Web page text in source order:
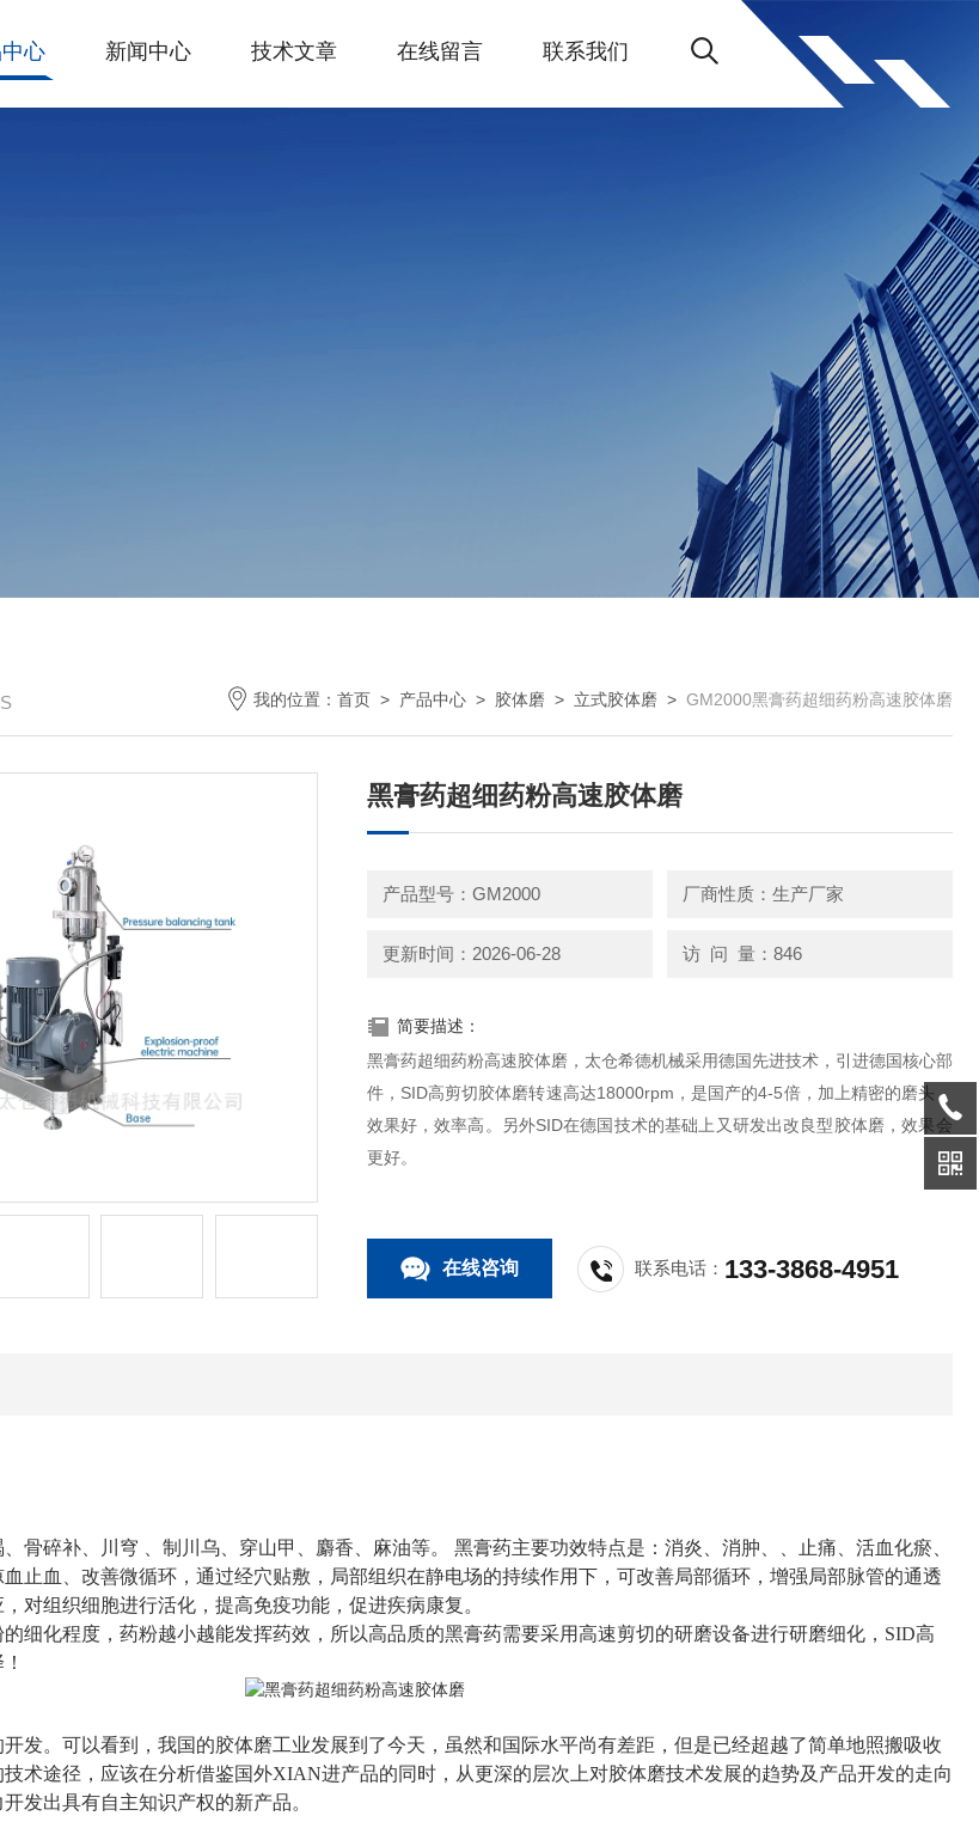
心 新闻中心 技术文章 在线留言 联系我们
我的位置： 首页 > 产品中心 > 胶体磨 > 立式胶体磨 > GM2000黑膏药超细药粉高速胶体磨
黑膏药超细药粉高速胶体磨
产品型号：GM2000 厂商性质：生产厂家
更新时间：2026-06-28 访 问 量：846
简要描述：
黑膏药超细药粉高速胶体磨，太仓希德机械采用德国先进技术，引进德国核心部
件，SID高剪切胶体磨转速高达18000rpm，是国产的4-5倍，加上精密的磨头，
效果好，效率高。另外SID在德国技术的基础上又研发出改良型胶体磨，效果会
更好。
在线咨询 联系电话： 133-3868-4951
骨碎补、川穹 、制川乌、穿山甲、麝香、麻油等。 黑膏药主要功效特点是：消炎、消肿、、止痛、活血化瘀、
止血、改善微循环，通过经穴贴敷，局部组织在静电场的持续作用下，可改善局部循环，增强局部脉管的通透
对组织细胞进行活化，提高免疫功能，促进疾病康复。
细化程度，药粉越小越能发挥药效，所以高品质的黑膏药需要采用高速剪切的研磨设备进行研磨细化，SID高
发。可以看到，我国的胶体磨工业发展到了今天，虽然和国际水平尚有差距，但是已经超越了简单地照搬吸收
术途径，应该在分析借鉴国外XIAN进产品的同时，从更深的层次上对胶体磨技术发展的趋势及产品开发的走向
发出具有自主知识产权的新产品。